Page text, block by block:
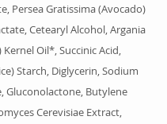
Persea Gratissima (Avocado)
Cetearyl Alcohol, Argania
Oil*, Succinic Acid,
Starch, Diglycerin, Sodium
Gluconolactone, Butylene
Cerevisiae Extract,